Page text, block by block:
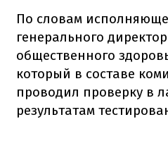
По словам
генерального
общественного
который в составе
проводил проверку в
результатам